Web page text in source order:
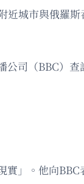
城市與俄羅斯
司（BBC）
」。他向BBC